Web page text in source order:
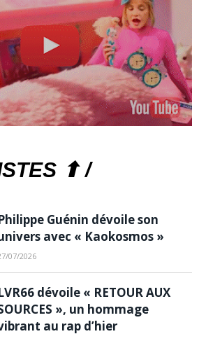
⬆ /
Guénin dévoile son
avec « Kaokosmos »
07/2026
dévoile « RETOUR AUX
», un hommage
au rap d’hier